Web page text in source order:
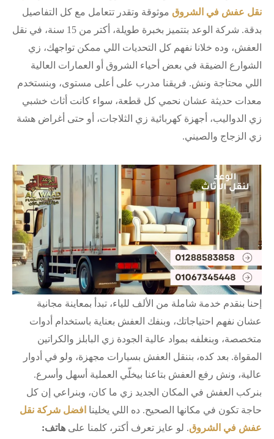
نقل عفش في الشروق موثوقة وتقدر تتعامل مع كل التفاصيل
بدقة. شركة الوعد بتتميز بخبرة طويلة، أكتر من 15 سنة، في نقل
العفش، وده خلانا نفهم كل التحديات اللي ممكن تواجهك، زي
الشوارع الضيقة في بعض أحياء الشروق أو العمارات العالية
اللي محتاجة ونش. فريقنا مدرب على أعلى مستوى، وبنستخدم
معدات حديثة عشان نحمي كل قطعة، سواء كانت أثاث خشبي
زي الدواليب، أجهزة كهربائية زي الثلاجات، أو حتى أغراض هشة
زي الزجاج والصيني.
إحنا بنقدم خدمة شاملة من الألف للياء، تبدأ بمعاينة مجانية
عشان نفهم احتياجاتك، وبنفك العفش بعناية باستخدام أدوات
متخصصة، وبنغلفه بمواد عالية الجودة زي البابلز والكراتين
المقواة. بعد كده، بننقل العفش بسيارات مجهزة، ولو في أدوار
عالية، ونش رفع العفش بتاعنا بيخلّي العملية أسهل وأسرع.
بنركب العفش في المكان الجديد زي ما كان، وبنراعي إن كل
حاجة تكون في مكانها الصحيح. ده اللي يخلينا افضل شركة نقل
عفش في الشروق. لو عايز تعرف أكتر، كلمنا على هاتف: